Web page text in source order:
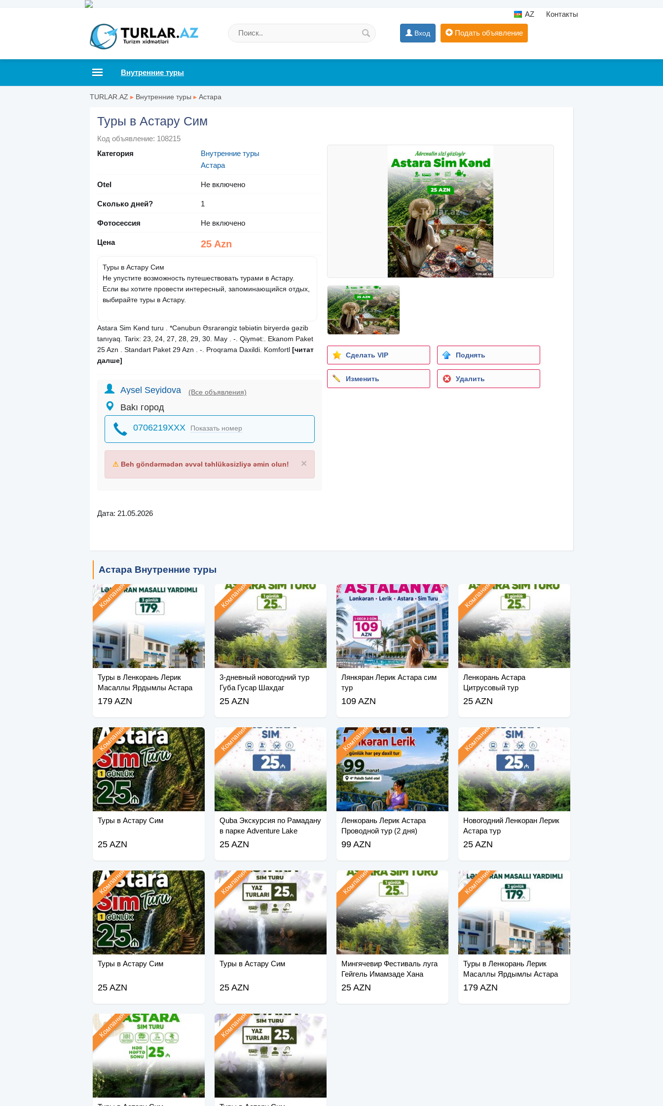
AZ Контакты
Вход Подать объявление
Внутренние туры
TURLAR.AZ ▸ Внутренние туры ▸ Астара
Туры в Астару Сим
Код объявление: 108215
Категория
Внутренние туры
Астара
Otel Не включено
Сколько дней? 1
Фотосессия Не включено
Цена 25 Azn
Туры в Астару Сим
Не упустите возможность путешествовать турами в Астару.
Если вы хотите провести интересный, запоминающийся отдых,
выбирайте туры в Астару.
Astara Sim Kənd turu . *Cənubun Əsrarəngiz təbiətin biryerdə gəzib
tanıyaq. Tarix: 23, 24, 27, 28, 29, 30. May . -. Qiymət:. Ekanom Paket
25 Azn . Standart Paket 29 Azn . -. Proqrama Daxildi. Komfortl [читат
далше]
Aysel Seyidova (Все объявления)
Bakı город
0706219XXX Показать номер
×
⚠ Beh göndərmədən əvvəl təhlükəsizliyə əmin olun!
Дата: 21.05.2026
Сделать VIP Поднять
Изменить Удалить
Астара Внутренние туры
Туры в Ленкорань Лерик
Масаллы Ярдымлы Астара
Компания
179 AZN
3-дневный новогодний тур
Губа Гусар Шахдаг
Компания
25 AZN
Лянкяран Лерик Астара сим
тур
109 AZN
Ленкорань Астара
Цитрусовый тур
Компания
25 AZN
Туры в Астару Сим
Компания
25 AZN
Quba Экскурсия по Рамадану
в парке Adventure Lake
Компания
25 AZN
Ленкорань Лерик Астара
Проводной тур (2 дня)
Компания
99 AZN
Новогодний Ленкоран Лерик
Астара тур
Компания
25 AZN
Туры в Астару Сим
Компания
25 AZN
Туры в Астару Сим
Компания
25 AZN
Мингячевир Фестиваль луга
Гейгель Имамзаде Хана
Компания
25 AZN
Туры в Ленкорань Лерик
Масаллы Ярдымлы Астара
Компания
179 AZN
Компания Компания